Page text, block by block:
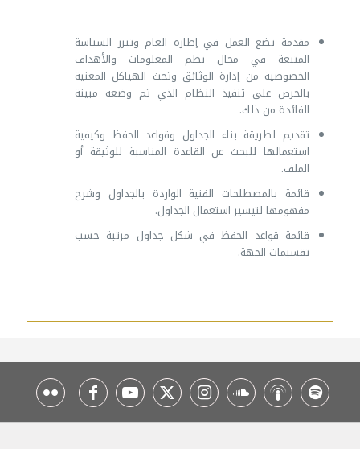
مقدمة تضع العمل في إطاره العام وتبرز السياسة
المتبعة في مجال نظم المعلومات والأهداف
الخصوصية من إدارة الوثائق وتحث الهياكل المعنية
بالحرص على تنفيذ النظام الذي تم وضعه مبينة
الفائدة من ذلك.
تقديم لطريقة بناء الجداول وقواعد الحفظ وكيفية
استعمالها للبحث عن القاعدة المناسبة للوثيقة أو
الملف.
قائمة بالمصطلحات الفنية الواردة بالجداول وشرح
مفهومها لتيسير استعمال الجداول.
قائمة قواعد الحفظ في شكل جداول مرتبة حسب
تقسيمات الجهة.